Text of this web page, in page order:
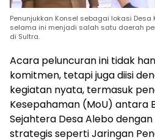
Penunjukkan Konsel sebagai lokasi
selama ini menjadi salah satu daerah
di Sultra.
Acara peluncuran ini tidak
komitmen, tetapi juga diisi
kegiatan nyata, termasuk
Kesepahaman (MoU) antara
Sejahtera Desa Alebo
strategis seperti Jaringan